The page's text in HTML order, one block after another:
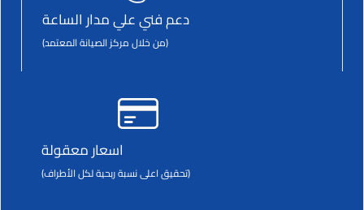
دعم فني علي مدار الساعة
(من خلال مركز الصيانة المعتمد)
اسعار معقولة
(تحقيق اعلى نسبة ربحية لكل الأطراف)